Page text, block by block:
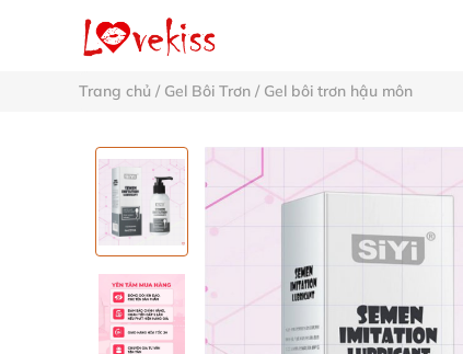
Trang chủ / Gel Bôi Trơn / Gel bôi trơn hậu môn